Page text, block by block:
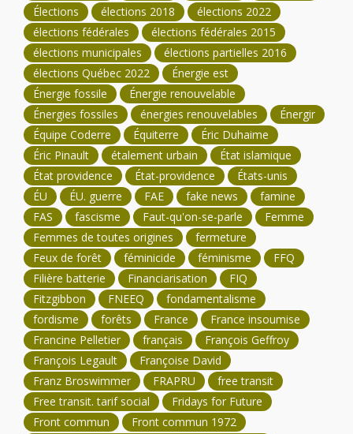
Élections
élections 2018
élections 2022
élections fédérales
élections fédérales 2015
élections municipales
élections partielles 2016
élections Québec 2022
Énergie est
Énergie fossile
Énergie renouvelable
Énergies fossiles
énergies renouvelables
Énergir
Équipe Coderre
Équiterre
Éric Duhaime
Éric Pinault
étalement urbain
État islamique
État providence
État-providence
États-unis
ÉU
ÉU. guerre FAE fake news
famine
FAS
fascisme Faut-qu'on-se-parle
Femme
Femmes de toutes origines
fermeture
Feux de forêt
féminicide féminisme
FFQ
Filière batterie
Financiarisation
FIQ
Fitzgibbon
FNEEQ
fondamentalisme
fordisme
forêts France
France insoumise
Francine Pelletier
français
François Geffroy
François Legault
Françoise David
Franz Broswimmer
FRAPRU
free transit
Free transit. tarif social
Fridays for Future
Front commun
Front commun 1972